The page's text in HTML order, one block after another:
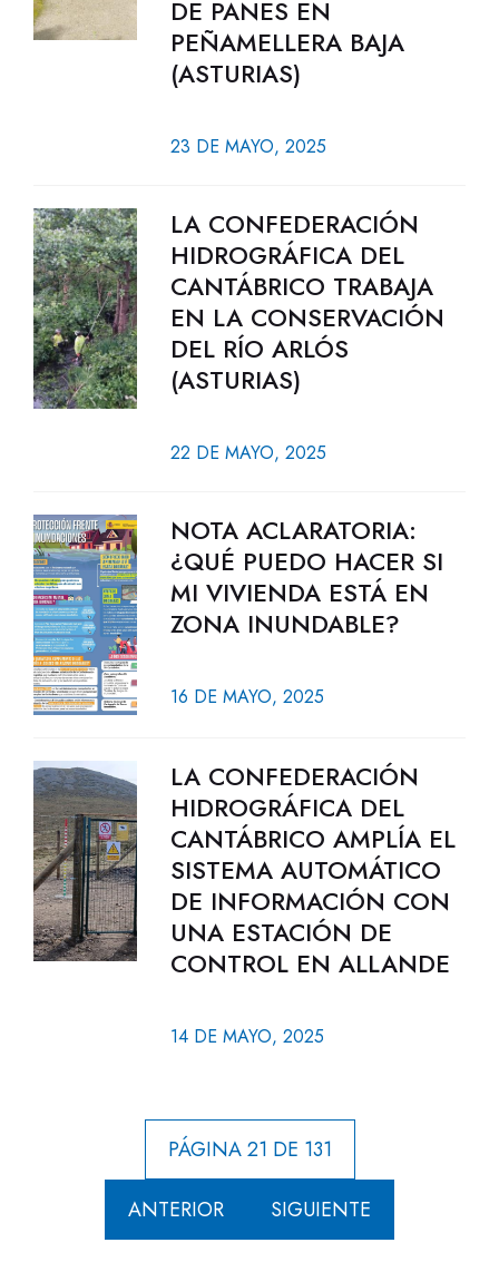
DE PANES EN
PEÑAMELLERA BAJA
(ASTURIAS)
23 DE MAYO, 2025
LA CONFEDERACIÓN
HIDROGRÁFICA DEL
CANTÁBRICO TRABAJA
EN LA CONSERVACIÓN
DEL RÍO ARLÓS
(ASTURIAS)
22 DE MAYO, 2025
NOTA ACLARATORIA:
¿QUÉ PUEDO HACER SI
MI VIVIENDA ESTÁ EN
ZONA INUNDABLE?
16 DE MAYO, 2025
LA CONFEDERACIÓN
HIDROGRÁFICA DEL
CANTÁBRICO AMPLÍA EL
SISTEMA AUTOMÁTICO
DE INFORMACIÓN CON
UNA ESTACIÓN DE
CONTROL EN ALLANDE
14 DE MAYO, 2025
PÁGINA 21 DE 131
ANTERIOR SIGUIENTE